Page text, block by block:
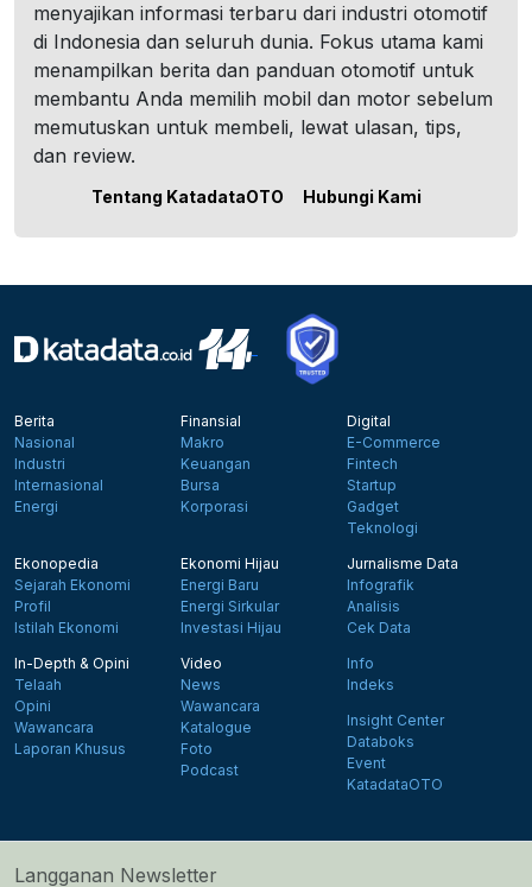
menyajikan informasi terbaru dari industri otomotif
di Indonesia dan seluruh dunia. Fokus utama kami
menampilkan berita dan panduan otomotif untuk
membantu Anda memilih mobil dan motor sebelum
memutuskan untuk membeli, lewat ulasan, tips,
dan review.
Tentang KatadataOTO Hubungi Kami
Berita
Nasional
Industri
Internasional
Energi
Finansial
Makro
Keuangan
Bursa
Korporasi
Digital
E-Commerce
Fintech
Startup
Gadget
Teknologi
Ekonopedia
Sejarah Ekonomi
Profil
Istilah Ekonomi
Ekonomi Hijau
Energi Baru
Energi Sirkular
Investasi Hijau
Jurnalisme Data
Infografik
Analisis
Cek Data
In-Depth & Opini
Telaah
Opini
Wawancara
Laporan Khusus
Video
News
Wawancara
Katalogue
Foto
Podcast
Info
Indeks
Insight Center
Databoks
Event
KatadataOTO
Langganan Newsletter